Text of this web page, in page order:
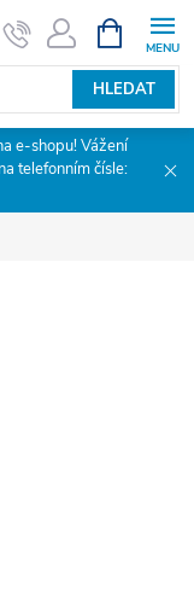
HLEDAT
NÁKUPNÍ
KOŠÍK
e-shopu! Vážení
telefonním čísle: